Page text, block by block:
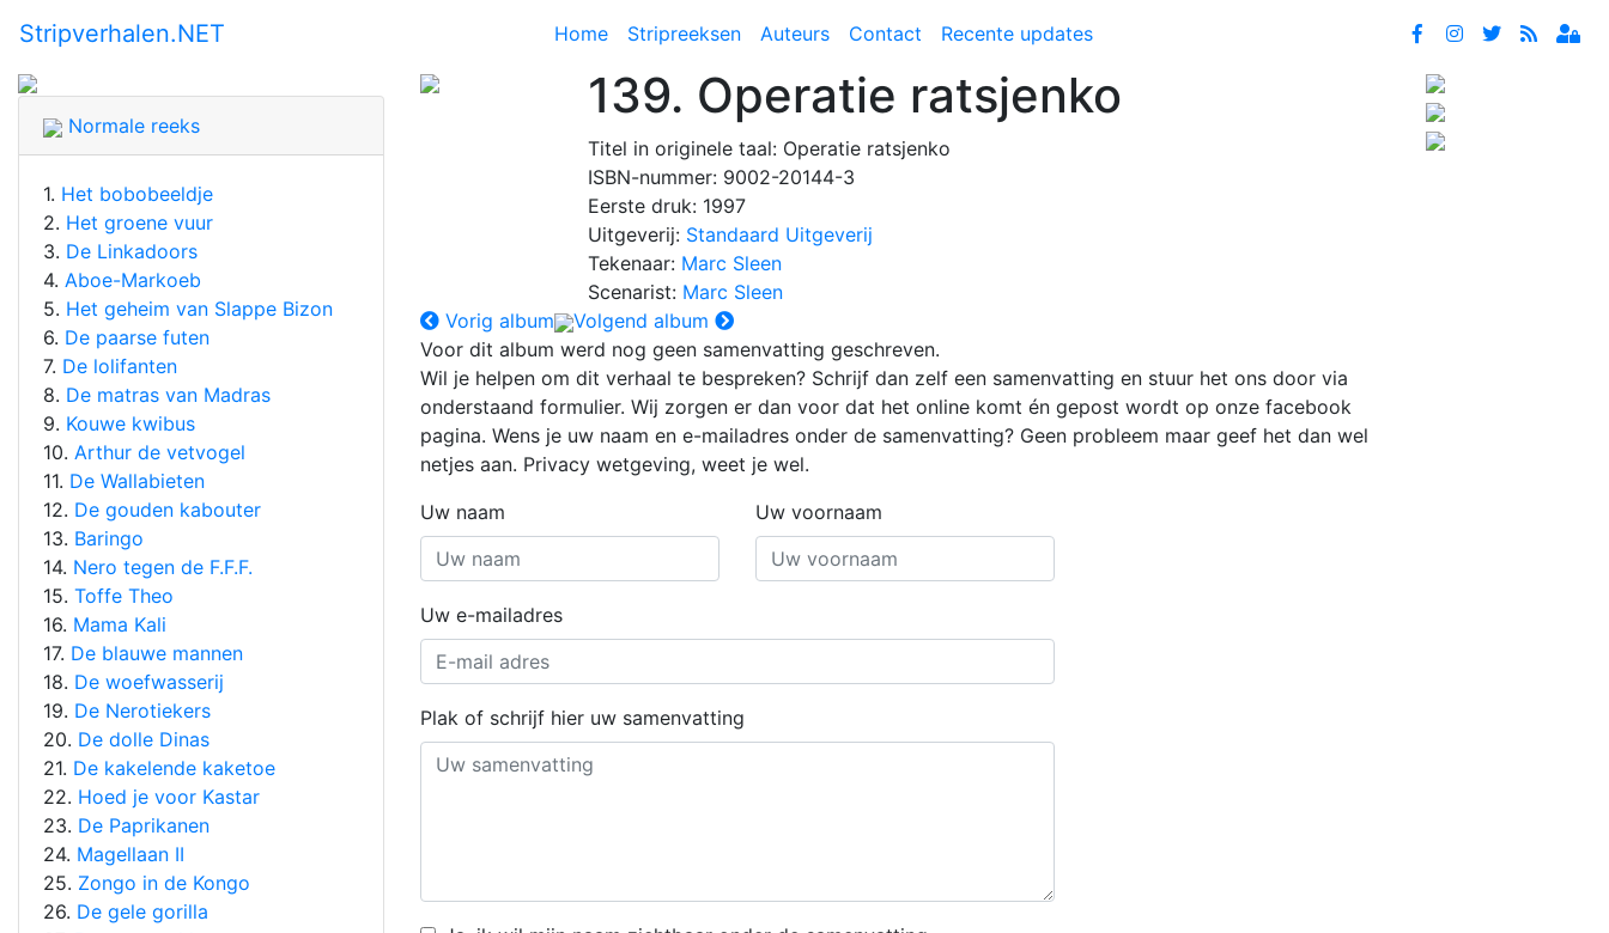
Stripverhalen.NET Home Stripreeksen Auteurs Contact Recente updates
Normale reeks
1. Het bobobeeldje
2. Het groene vuur
3. De Linkadoors
4. Aboe-Markoeb
5. Het geheim van Slappe Bizon
6. De paarse futen
7. De lolifanten
8. De matras van Madras
9. Kouwe kwibus
10. Arthur de vetvogel
11. De Wallabieten
12. De gouden kabouter
13. Baringo
14. Nero tegen de F.F.F.
15. Toffe Theo
16. Mama Kali
17. De blauwe mannen
18. De woefwasserij
19. De Nerotiekers
20. De dolle Dinas
21. De kakelende kaketoe
22. Hoed je voor Kastar
23. De Paprikanen
24. Magellaan II
25. Zongo in de Kongo
26. De gele gorilla
139. Operatie ratsjenko
Titel in originele taal: Operatie ratsjenko
ISBN-nummer: 9002-20144-3
Eerste druk: 1997
Uitgeverij: Standaard Uitgeverij
Tekenaar: Marc Sleen
Scenarist: Marc Sleen
Vorig album
Volgend album
Voor dit album werd nog geen samenvatting geschreven.
Wil je helpen om dit verhaal te bespreken? Schrijf dan zelf een samenvatting en stuur het ons door via
onderstaand formulier. Wij zorgen er dan voor dat het online komt én gepost wordt op onze facebook
pagina. Wens je uw naam en e-mailadres onder de samenvatting? Geen probleem maar geef het dan wel
netjes aan. Privacy wetgeving, weet je wel.
Uw naam
Uw voornaam
Uw e-mailadres
Plak of schrijf hier uw samenvatting